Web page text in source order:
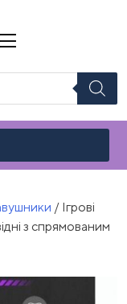
/ Ігрові
з спрямованим